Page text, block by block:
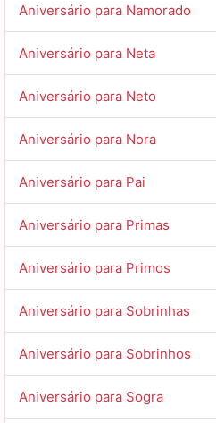
Aniversário para Namorado
Aniversário para Neta
Aniversário para Neto
Aniversário para Nora
Aniversário para Pai
Aniversário para Primas
Aniversário para Primos
Aniversário para Sobrinhas
Aniversário para Sobrinhos
Aniversário para Sogra